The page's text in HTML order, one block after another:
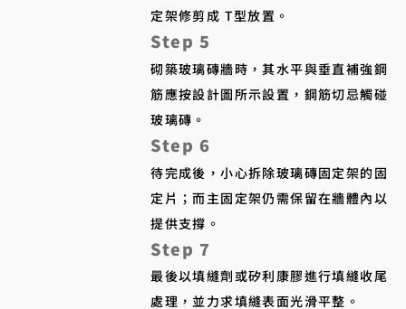
定架修剪成 T型放置。
Step 5
砌築玻璃磚牆時，其水平與垂直補強鋼
筋應按設計圖所示設置，鋼筋切忌觸碰
玻璃磚。
Step 6
待完成後，小心拆除玻璃磚固定架的固
定片；而主固定架仍需保留在牆體內以
提供支撐。​
Step 7
最後以填縫劑或矽利康膠進行填縫收尾
處理，並力求填縫表面光滑平整。